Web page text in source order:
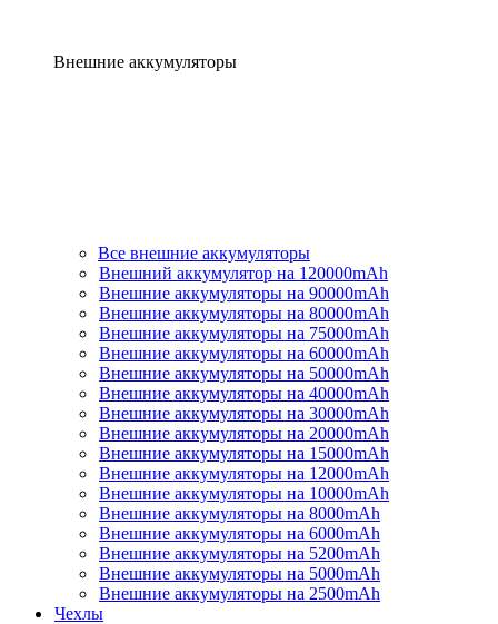
Внешние аккумуляторы
Все внешние аккумуляторы
Внешний аккумулятор на 120000mAh
Внешние аккумуляторы на 90000mAh
Внешние аккумуляторы на 80000mAh
Внешние аккумуляторы на 75000mAh
Внешние аккумуляторы на 60000mAh
Внешние аккумуляторы на 50000mAh
Внешние аккумуляторы на 40000mAh
Внешние аккумуляторы на 30000mAh
Внешние аккумуляторы на 20000mAh
Внешние аккумуляторы на 15000mAh
Внешние аккумуляторы на 12000mAh
Внешние аккумуляторы на 10000mAh
Внешние аккумуляторы на 8000mAh
Внешние аккумуляторы на 6000mAh
Внешние аккумуляторы на 5200mAh
Внешние аккумуляторы на 5000mAh
Внешние аккумуляторы на 2500mAh
Чехлы